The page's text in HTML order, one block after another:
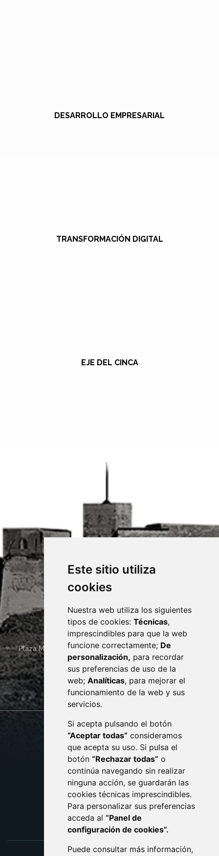
Este sitio utiliza
cookies
Nuestra web utiliza los siguientes
tipos de cookies: Técnicas,
imprescindibles para que la web
funcione correctamente; De
personalización, para recordar
sus preferencias de uso de la
web; Analíticas, para mejorar el
funcionamiento de la web y sus
servicios.
Si acepta pulsando el botón
“Aceptar todas” consideramos
que acepta su uso. Si pulsa el
botón “Rechazar todas” o
continúa navegando sin realizar
ninguna acción, se guardarán las
cookies técnicas imprescindibles.
Para personalizar sus preferencias
acceda al “Panel de
configuración de cookies”.
Puede consultar más información,
DESARROLLO EMPRESARIAL
TRANSFORMACIÓN DIGITAL
EJE DEL CINCA
Plaza Mayor 4 22400 MONZÓN - ARAGÓN (ESPAÑA)
· (34) 974 400 700 ·
sac@monzon.es
monzon.es
CONTACTO
AVISO LEGAL
PROTECCIÓN DE DATOS
POLÍTICA DE COOKIES
ACCESIBILIDAD
ENLACE EXTERNO AL